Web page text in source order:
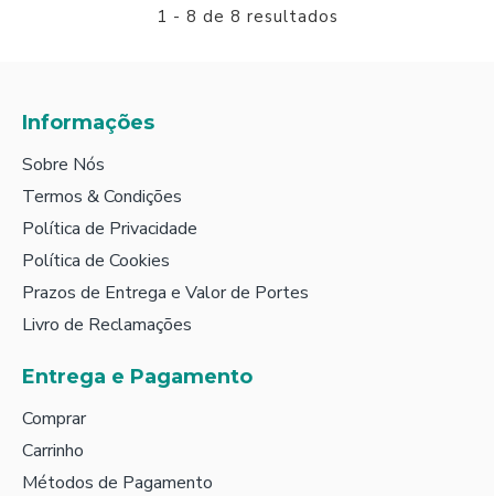
1 - 8 de 8 resultados
Informações
Sobre Nós
Termos & Condições
Política de Privacidade
Política de Cookies
Prazos de Entrega e Valor de Portes
Livro de Reclamações
Entrega e Pagamento
Comprar
Carrinho
Métodos de Pagamento